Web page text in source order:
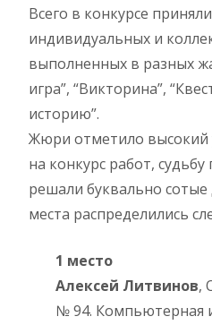
Всего в конкурсе
индивидуальных и
выполненных в разных
игра”, “Викторина”,
историю”.
Жюри отметило высокий
на конкурс работ,
решали буквально сотые
места распределились
1 место
Алексей Литвинов,
№ 94. Компьютерная